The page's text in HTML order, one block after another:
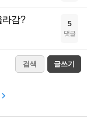
라감? 5
댓글
검색 글쓰기